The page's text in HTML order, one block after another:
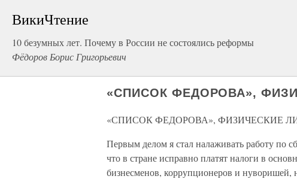
ВикиЧтение
10 безумных лет. Почему в России не состоялись реформы
Фёдоров Борис Григорьевич
«СПИСОК ФЕДОРОВА»,
«СПИСОК ФЕДОРОВА», ФИЗИЧЕСКИЕ
Первым делом я стал налаживать работу по
что в стране исправно платят налоги в
бизнесменов, коррупционеров и нуворишей,